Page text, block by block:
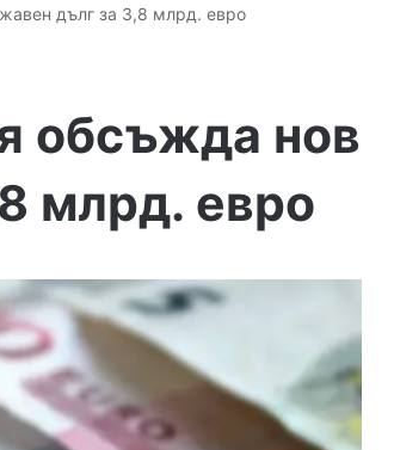
дълг за 3,8 млрд. евро
обсъжда нов
млрд. евро